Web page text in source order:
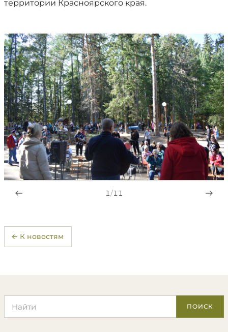
территории Красноярского края.
1/11
← К новостям
ПОИСК